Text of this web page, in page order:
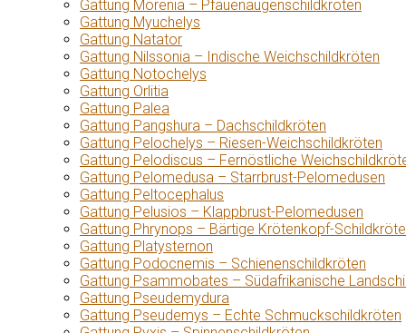
Gattung Morenia – Pfauenaugenschildkröten
Gattung Myuchelys
Gattung Natator
Gattung Nilssonia – Indische Weichschildkröten
Gattung Notochelys
Gattung Orlitia
Gattung Palea
Gattung Pangshura – Dachschildkröten
Gattung Pelochelys – Riesen-Weichschildkröten
Gattung Pelodiscus – Fernöstliche
Gattung Pelomedusa – Starrbrust-Pelomedusen
Gattung Peltocephalus
Gattung Pelusios – Klappbrust-Pelomedusen
Gattung Phrynops – Bärtige Krötenkopf-
Gattung Platysternon
Gattung Podocnemis – Schienenschildkröten
Gattung Psammobates – Südafrikanische
Gattung Pseudemydura
Gattung Pseudemys – Echte Schmuckschildkröten